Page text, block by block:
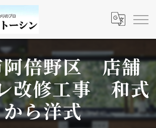
阿倍野区 店舗
改修工事 和式
から洋式